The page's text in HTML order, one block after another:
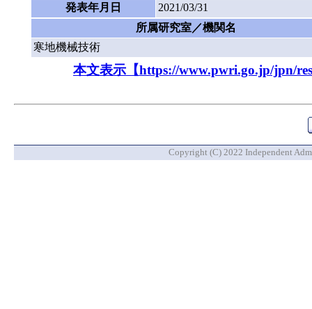
発表年月日
2021/03/31
所属研究室／機関名
寒地機械技術
本文表示【https://www.pwri.go.jp/jpn/
Copyright (C) 2022 Independent